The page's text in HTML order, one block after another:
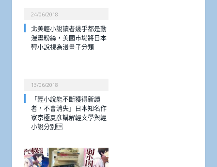
24/06/2018
北美輕小說讀者幾乎都是動
漫畫粉絲，美國市場將日本
輕小說視為漫畫子分類
13/06/2018
「輕小說能不斷獲得新讀
者，不會消失」日本知名作
家京極夏彥講解輕文學與輕
小說分別